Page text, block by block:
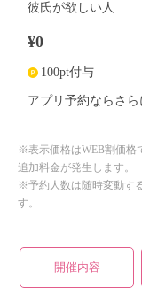
彼氏が欲しい人
¥0
100pt付与
アプリ予約ならさら
※表示価格はWEB割価格
追加料金が発生します。
※予約人数は随時変動す
す。
開催内容